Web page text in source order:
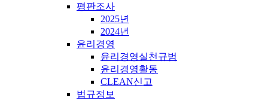
평판조사
2025년
2024년
윤리경영
윤리경영실천규범
윤리경영활동
CLEAN신고
법규정보